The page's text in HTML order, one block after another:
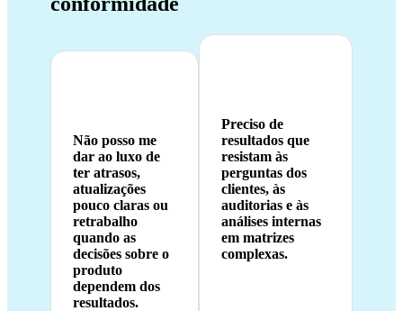
Não posso me
dar ao luxo de
ter atrasos,
atualizações
pouco claras ou
retrabalho
quando as
decisões sobre o
produto
dependem dos
resultados.
Preciso de
resultados que
resistam às
perguntas dos
clientes, às
auditorias e às
análises internas
em matrizes
complexas.